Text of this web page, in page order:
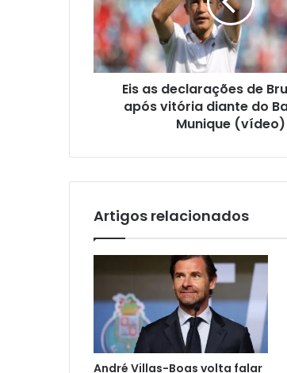
Eis as declarações de
após vitória diante do
Munique (vídeo)
Artigos relacionados
André Villas-Boas volta falar